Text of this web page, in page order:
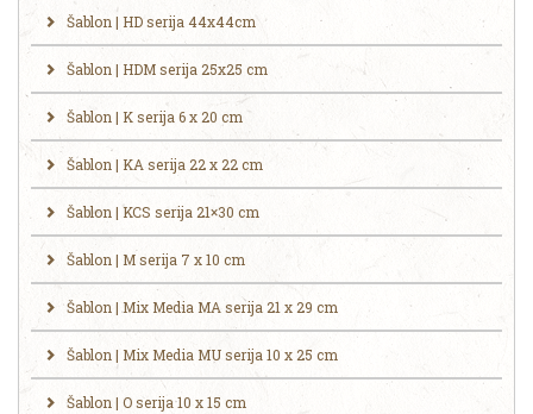
Šablon | HD serija 44x44cm
Šablon | HDM serija 25x25 cm
Šablon | K serija 6 x 20 cm
Šablon | KA serija 22 x 22 cm
Šablon | KCS serija 21×30 cm
Šablon | M serija 7 x 10 cm
Šablon | Mix Media MA serija 21 x 29 cm
Šablon | Mix Media MU serija 10 x 25 cm
Šablon | O serija 10 x 15 cm